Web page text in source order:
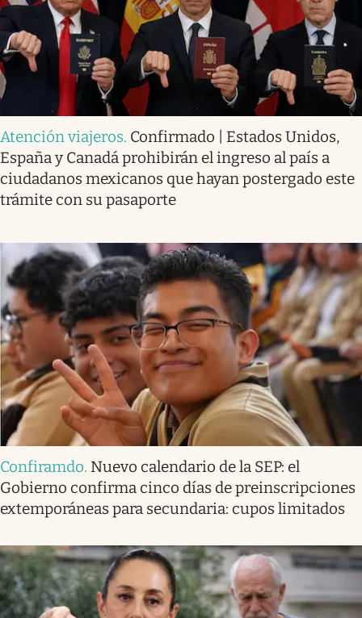
Atención viajeros. Confirmado | Estados Unidos,
España y Canadá prohibirán el ingreso al país a
ciudadanos mexicanos que hayan postergado este
trámite con su pasaporte
Confiramdo. Nuevo calendario de la SEP: el
Gobierno confirma cinco días de preinscripciones
extemporáneas para secundaria: cupos limitados